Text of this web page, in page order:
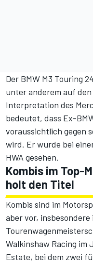
Der BMW M3 Touring
unter anderem auf den
Interpretation des
bedeutet, dass Ex-
voraussichtlich gegen
wird. Er wurde bei
HWA gesehen.
Kombis im Top-
holt den Titel
Kombis sind im
aber vor,
Walkinshaw Racing im
Estate, bei dem zwei